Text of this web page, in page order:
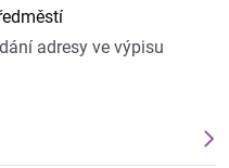
adresy ve výpisu